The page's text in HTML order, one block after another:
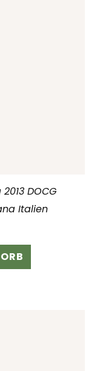
DOCG
Italien